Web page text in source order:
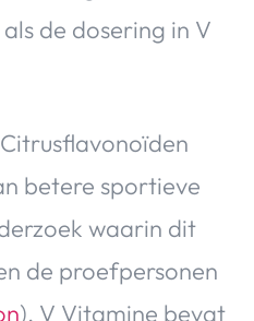
de dosering in V
Citrusflavonoïden
betere sportieve
waarin dit
de proefpersonen
). V Vitamine bevat